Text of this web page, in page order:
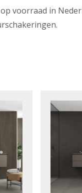
voorraad in